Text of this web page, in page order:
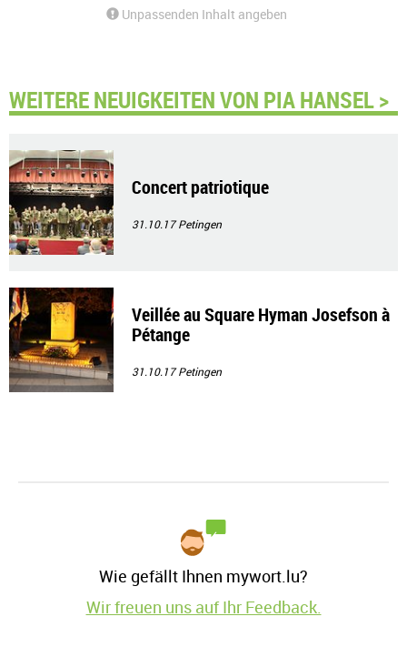
Unpassenden Inhalt angeben
WEITERE NEUIGKEITEN VON PIA HANSEL >
Concert patriotique
31.10.17Petingen
Veillée au Square Hyman Josefson à
Pétange
31.10.17Petingen
Wie gefällt Ihnen mywort.lu?
Wir freuen uns auf Ihr Feedback.